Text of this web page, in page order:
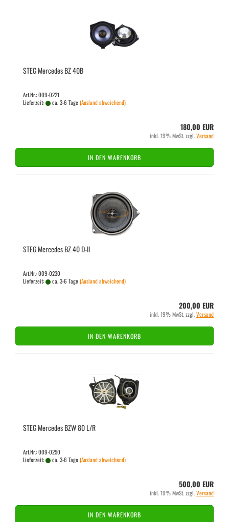
STEG Mer­ce­des BZ 40B
Art.Nr.: 009-0221
Lieferzeit:
ca. 3-6 Tage(Ausland abweichend)
180,00 EUR
inkl. 19% MwSt. zzgl.Versand
IN DEN WARENKORB
STEG Mer­ce­des BZ 40 D-ll
Art.Nr.: 009-0230
Lieferzeit:
ca. 3-6 Tage(Ausland abweichend)
200,00 EUR
inkl. 19% MwSt. zzgl.Versand
IN DEN WARENKORB
STEG Mer­ce­des BZW 80 L/R
Art.Nr.: 009-0250
Lieferzeit:
ca. 3-6 Tage(Ausland abweichend)
500,00 EUR
inkl. 19% MwSt. zzgl.Versand
IN DEN WARENKORB